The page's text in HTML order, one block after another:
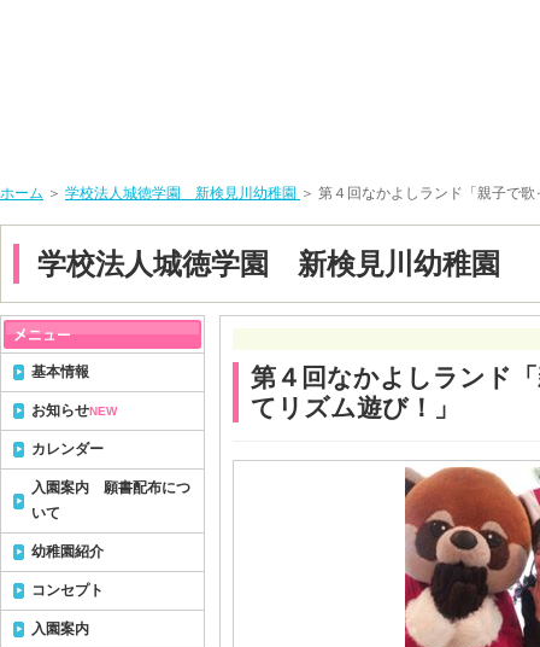
ホーム ＞ 学校法人城徳学園 新検見川幼稚園 ＞ 第４回なかよしランド「親子で
学校法人城徳学園 新検見川幼稚園
第４回なかよしランド
てリズム遊び！」
基本情報
お知らせNEW
カレンダー
入園案内 願書配布につ
いて
幼稚園紹介
コンセプト
入園案内